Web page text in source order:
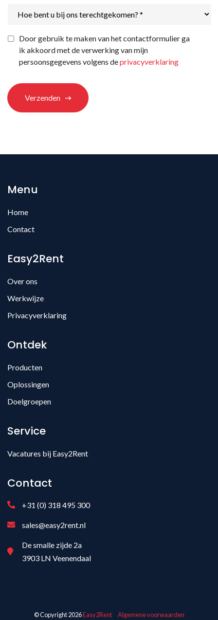
bent
bij
ons
terechtgekomen?
Privacyverklaring *
Door gebruik te maken van het contactformulier ga
ik akkoord met de verwerking van mijn
persoonsgegevens volgens deprivacyverklaring
Verzenden
Menu
Home
Contact
Easy2Rent
Over ons
Werkwijze
Privacyverklaring
Ontdek
Producten
Oplossingen
Doelgroepen
Service
Vacatures bij Easy2Rent
Contact
+31 (0) 318 495 300
sales@easy2rent.nl
De smalle zijde 2a
3903 LN Veenendaal
© Copyright 2026Easy2Rent Algemene voorwaarden